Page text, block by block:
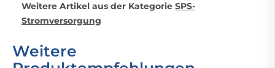
Weitere Artikel aus der Kategorie SPS-
Stromversorgung
Weitere